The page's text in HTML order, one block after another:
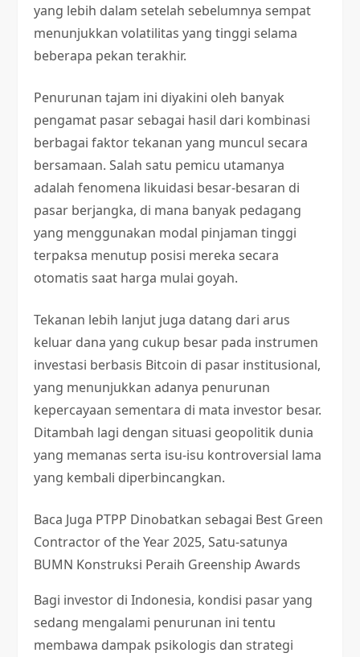
yang lebih dalam setelah sebelumnya sempat
menunjukkan volatilitas yang tinggi selama
beberapa pekan terakhir.
Penurunan tajam ini diyakini oleh banyak
pengamat pasar sebagai hasil dari kombinasi
berbagai faktor tekanan yang muncul secara
bersamaan. Salah satu pemicu utamanya
adalah fenomena likuidasi besar-besaran di
pasar berjangka, di mana banyak pedagang
yang menggunakan modal pinjaman tinggi
terpaksa menutup posisi mereka secara
otomatis saat harga mulai goyah.
Tekanan lebih lanjut juga datang dari arus
keluar dana yang cukup besar pada instrumen
investasi berbasis Bitcoin di pasar institusional,
yang menunjukkan adanya penurunan
kepercayaan sementara di mata investor besar.
Ditambah lagi dengan situasi geopolitik dunia
yang memanas serta isu-isu kontroversial lama
yang kembali diperbincangkan.
Baca Juga PTPP Dinobatkan sebagai Best Green
Contractor of the Year 2025, Satu-satunya
BUMN Konstruksi Peraih Greenship Awards
Bagi investor di Indonesia, kondisi pasar yang
sedang mengalami penurunan ini tentu
membawa dampak psikologis dan strategi